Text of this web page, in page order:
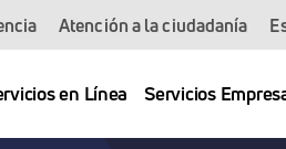
Atención a la ciudadanía
en Línea Servicios